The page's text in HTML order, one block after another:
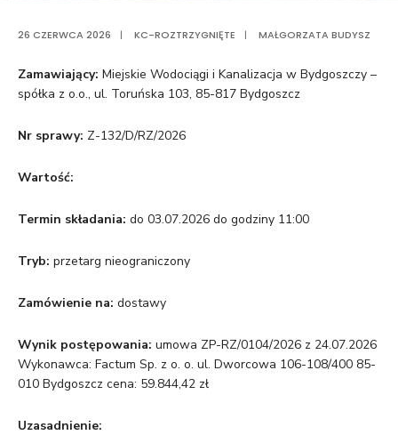
26 CZERWCA 2026 | KC-ROZTRZYGNIĘTE | MAŁGORZATA BUDYSZ
Zamawiający: Miejskie Wodociągi i Kanalizacja w Bydgoszczy –
spółka z o.o., ul. Toruńska 103, 85-817 Bydgoszcz
Nr sprawy: Z-132/D/RZ/2026
Wartość:
Termin składania: do 03.07.2026 do godziny 11:00
Tryb: przetarg nieograniczony
Zamówienie na: dostawy
Wynik postępowania: umowa ZP-RZ/0104/2026 z 24.07.2026
Wykonawca: Factum Sp. z o. o. ul. Dworcowa 106-108/400 85-
010 Bydgoszcz cena: 59.844,42 zł
Uzasadnienie: